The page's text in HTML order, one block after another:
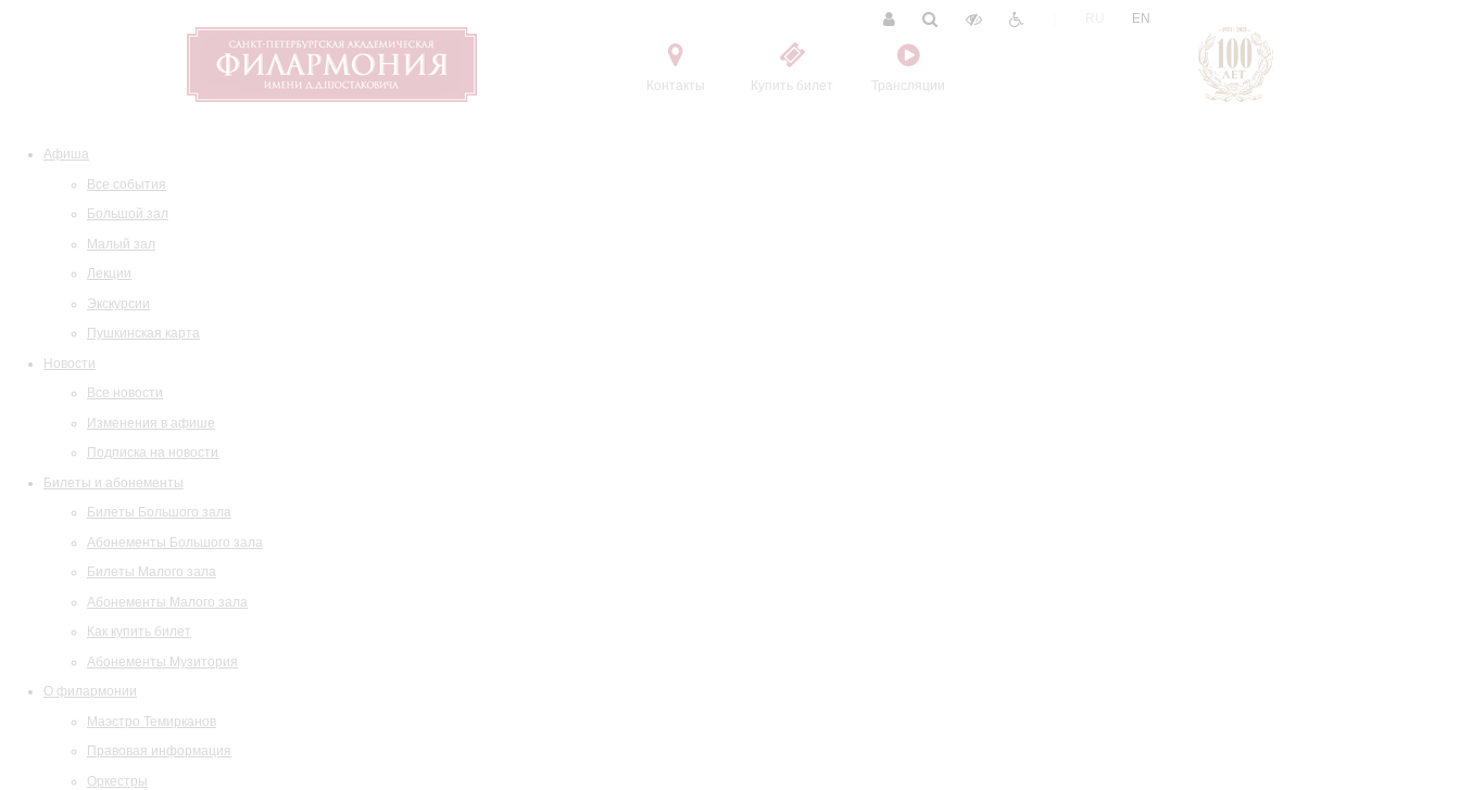
Контакты Купить билет Трансляции
EN
Афиша
Все события
Большой зал
Малый зал
Лекции
Экскурсии
Пушкинская карта
Новости
Все новости
Изменения в афише
Подписка на новости
Билеты и абонементы
Билеты Большого зала
Абонементы Большого зала
Билеты Малого зала
Абонементы Малого зала
Как купить билет
Абонементы Музитория
О филармонии
Маэстро Темирканов
Правовая информация
Оркестры